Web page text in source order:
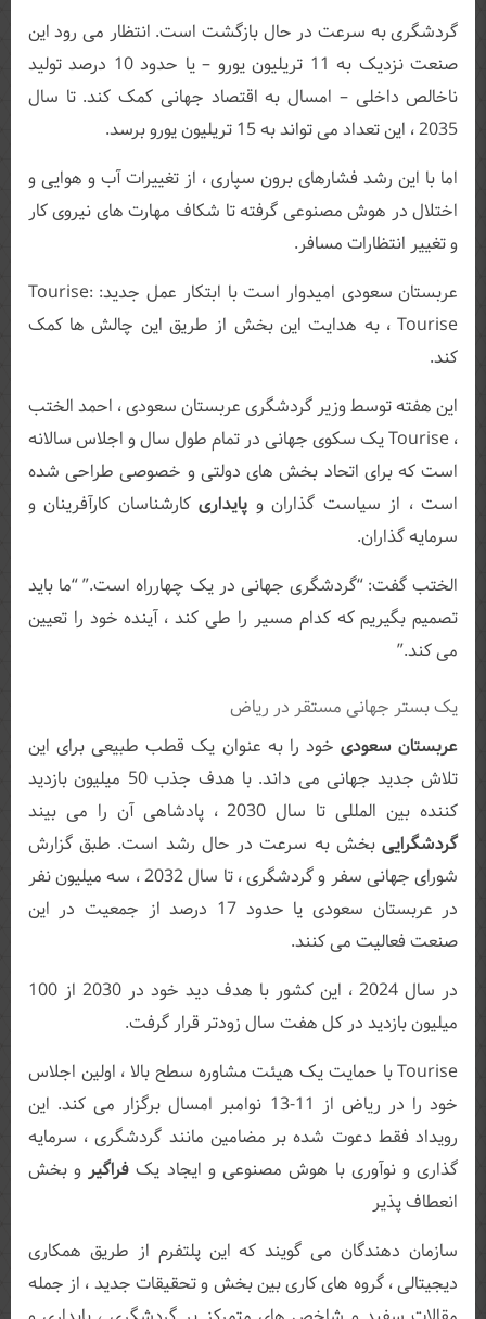
گردشگری به سرعت در حال بازگشت است. انتظار می رود این
صنعت نزدیک به 11 تریلیون یورو – یا حدود 10 درصد تولید
ناخالص داخلی – امسال به اقتصاد جهانی کمک کند. تا سال
2035 ، این تعداد می تواند به 15 تریلیون یورو برسد.
اما با این رشد فشارهای برون سپاری ، از تغییرات آب و هوایی و
اختلال در هوش مصنوعی گرفته تا شکاف مهارت های نیروی کار
و تغییر انتظارات مسافر.
عربستان سعودی امیدوار است با ابتکار عمل جدید: Tourise:
Tourise ، به هدایت این بخش از طریق این چالش ها کمک
کند.
این هفته توسط وزیر گردشگری عربستان سعودی ، احمد الختب
، Tourise یک سکوی جهانی در تمام طول سال و اجلاس سالانه
است که برای اتحاد بخش های دولتی و خصوصی طراحی شده
است ، از سیاست گذاران و پایداریکارشناسان کارآفرینان و
سرمایه گذاران.
الختب گفت: “گردشگری جهانی در یک چهارراه است.” “ما باید
تصمیم بگیریم که کدام مسیر را طی کند ، آینده خود را تعیین
می کند.”
یک بستر جهانی مستقر در ریاض
عربستان سعودیخود را به عنوان یک قطب طبیعی برای این
تلاش جدید جهانی می داند. با هدف جذب 50 میلیون بازدید
کننده بین المللی تا سال 2030 ، پادشاهی آن را می بیند
گردشگراییبخش به سرعت در حال رشد است. طبق گزارش
شورای جهانی سفر و گردشگری ، تا سال 2032 ، سه میلیون نفر
در عربستان سعودی یا حدود 17 درصد از جمعیت در این
صنعت فعالیت می کنند.
در سال 2024 ، این کشور با هدف دید خود در 2030 از 100
میلیون بازدید در کل هفت سال زودتر قرار گرفت.
Tourise با حمایت یک هیئت مشاوره سطح بالا ، اولین اجلاس
خود را در ریاض از 11-13 نوامبر امسال برگزار می کند. این
رویداد فقط دعوت شده بر مضامین مانند گردشگری ، سرمایه
گذاری و نوآوری با هوش مصنوعی و ایجاد یک فراگیر و بخش
انعطاف پذیر
سازمان دهندگان می گویند که این پلتفرم از طریق همکاری
دیجیتالی ، گروه های کاری بین بخش و تحقیقات جدید ، از جمله